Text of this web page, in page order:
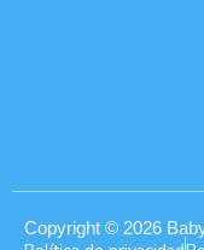
Copyright © 2026